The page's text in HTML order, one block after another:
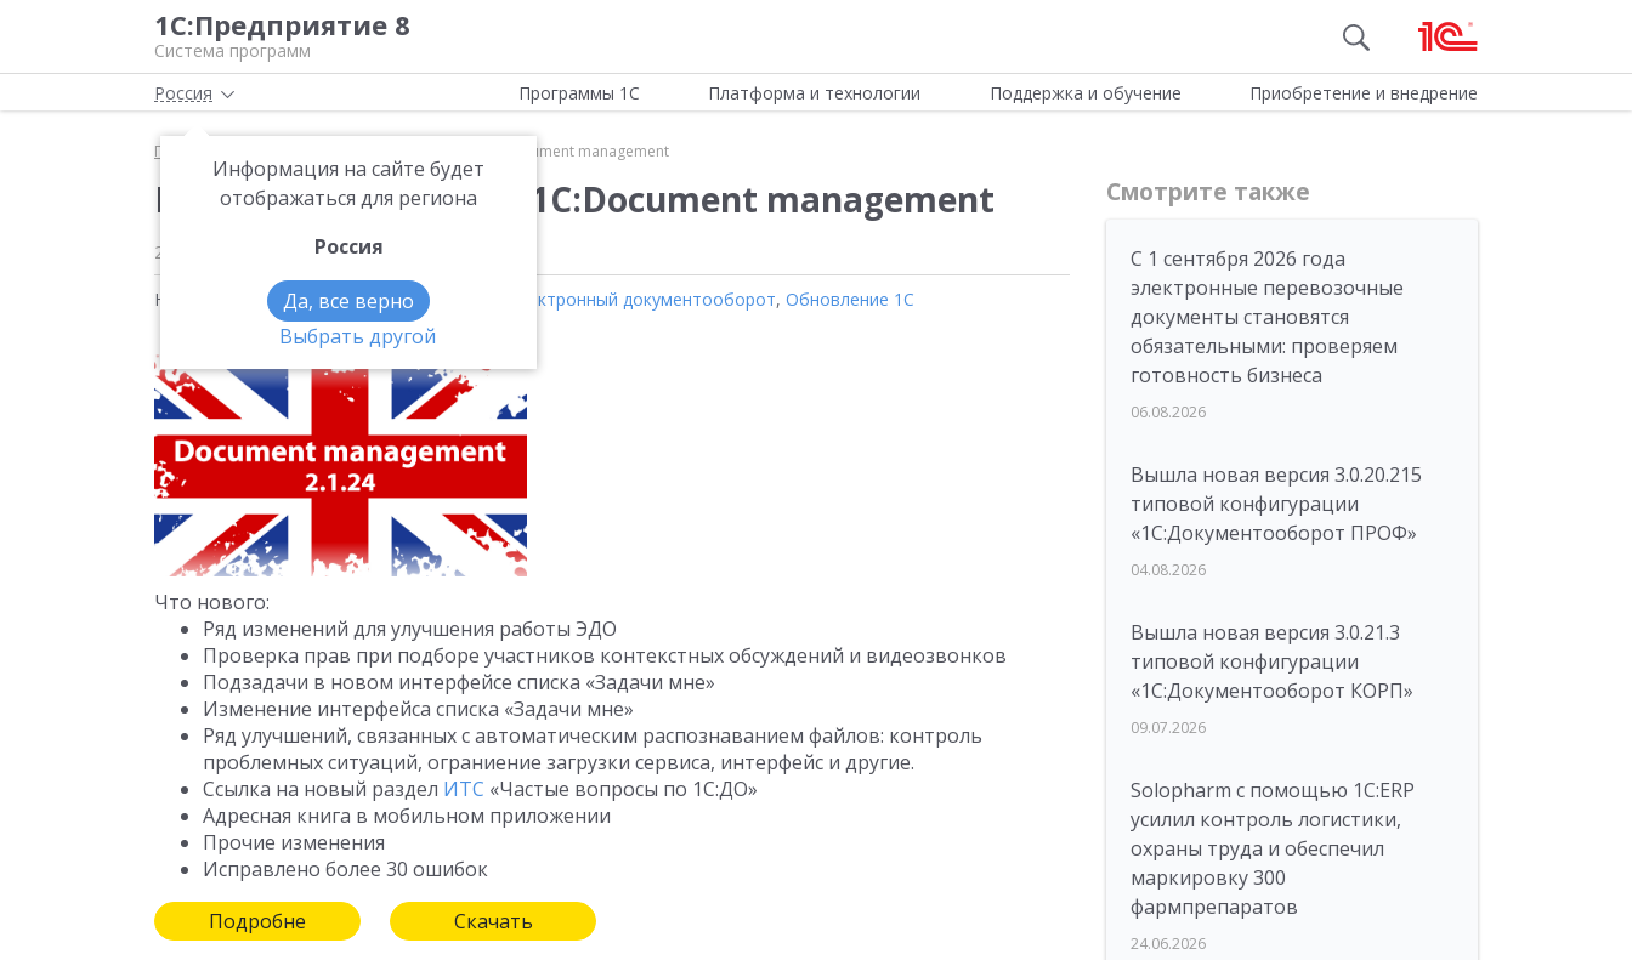
1С:Предприятие 8
Система программ
Россия
Информация на сайте будет
отображаться для региона
Россия
Да, все верно
Выбрать другой
Программы 1С Платформа и технологии Поддержка и обучение Приобретение и внедрение
Главная Вышла новая версия 1С:Document management
Вышла новая версия 1С:Document management
21.08.2020
Новости на тему:1С:Документооборот 8 Электронный документооборот, Обновление 1С
Что нового:
Ряд изменений для улучшения работы ЭДО
Проверка прав при подборе участников контекстных обсуждений и видеозвонков
Подзадачи в новом интерфейсе списка «Задачи мне»
Изменение интерфейса списка «Задачи мне»
Ряд улучшений, связанных с автоматическим распознаванием файлов: контроль
проблемных ситуаций, ограниение загрузки сервиса, интерфейс и другие.
Ссылка на новый раздел ИТС «Частые вопросы по 1С:ДО»
Адресная книга в мобильном приложении
Прочие изменения
Исправлено более 30 ошибок
Подробне
Скачать
Смотрите также
С 1 сентября 2026 года
электронные перевозочные
документы становятся
обязательными: проверяем
готовность бизнеса
06.08.2026
Вышла новая версия 3.0.20.215
типовой конфигурации
«1С:Документооборот ПРОФ»
04.08.2026
Вышла новая версия 3.0.21.3
типовой конфигурации
«1С:Документооборот КОРП»
09.07.2026
Solopharm с помощью 1С:ERP
усилил контроль логистики,
охраны труда и обеспечил
маркировку 300
фармпрепаратов
24.06.2026